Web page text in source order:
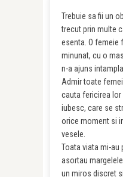
Trebuie sa fii un
trecut prin multe
esenta. O femeie
minunat, cu o
n-a ajuns
Admir toate
cauta fericirea lor
iubesc, care se
orice moment si
vesele.
Toata viata mi-au
asortau
un miros discret